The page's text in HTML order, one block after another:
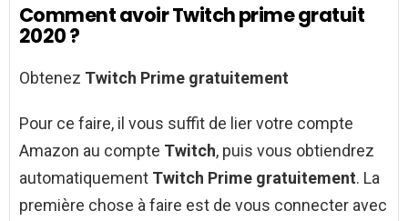
Comment avoir Twitch prime gratuit
2020 ?
Obtenez Twitch Prime gratuitement
Pour ce faire, il vous suffit de lier votre compte
Amazon au compte Twitch, puis vous obtiendrez
automatiquement Twitch Prime gratuitement. La
première chose à faire est de vous connecter avec